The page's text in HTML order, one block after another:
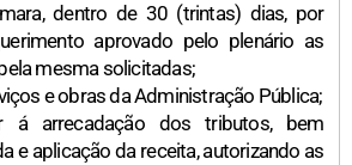
dentro de 30 (trintas) dias, por
aprovado pelo plenário as
mesma solicitadas;
e obras da Administração Pública;
á arrecadação dos tributos, bem
e aplicação da receita, autorizando as